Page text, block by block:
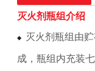
灭火剂瓶组介绍
◆
灭火剂瓶组由
成，瓶组内充装